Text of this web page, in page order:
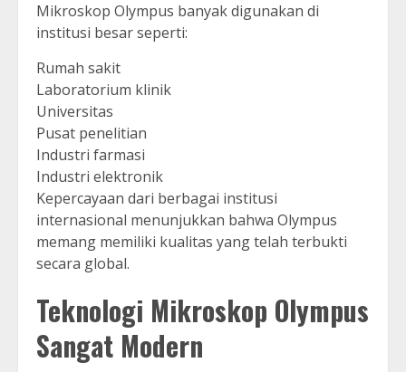
Mikroskop Olympus banyak digunakan di
institusi besar seperti:
Rumah sakit
Laboratorium klinik
Universitas
Pusat penelitian
Industri farmasi
Industri elektronik
Kepercayaan dari berbagai institusi
internasional menunjukkan bahwa Olympus
memang memiliki kualitas yang telah terbukti
secara global.
Teknologi Mikroskop Olympus
Sangat Modern